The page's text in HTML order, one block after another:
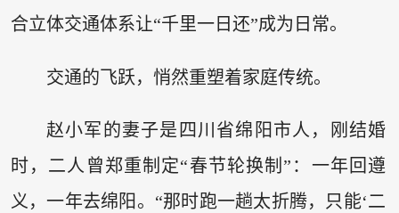
合立体交通体系让“千里一日还”成为日常。
交通的飞跃，悄然重塑着家庭传统。
赵小军的妻子是四川省绵阳市人，刚结婚
时，二人曾郑重制定“春节轮换制”：一年回遵
义，一年去绵阳。“那时跑一趟太折腾，只能‘二